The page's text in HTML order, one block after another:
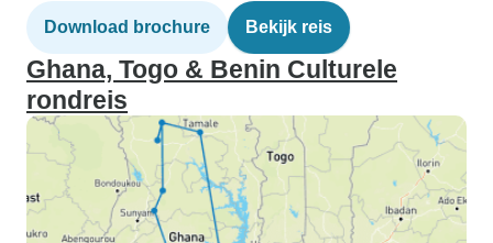
Download brochure Bekijk reis
Ghana, Togo & Benin Culturele
rondreis